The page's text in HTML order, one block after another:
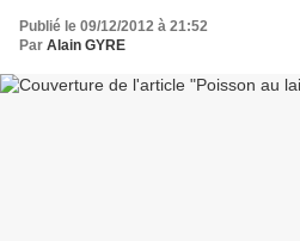
Publié le 09/12/2012 à 21:52
Par Alain GYRE